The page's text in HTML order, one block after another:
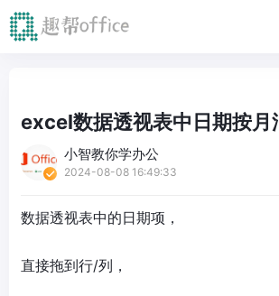
excel数据透视表中日期按月
小智教你学办公
2024-08-08 16:49:33
数据透视表中的日期项，
直接拖到行/列，